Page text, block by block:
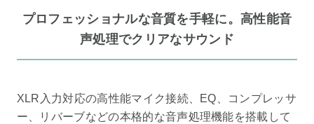
プロフェッショナルな音質を手軽に。高性能音
声処理でクリアなサウンド
XLR入力対応の高性能マイク接続、EQ、コンプレッサ
ー、リバーブなどの本格的な音声処理機能を搭載して